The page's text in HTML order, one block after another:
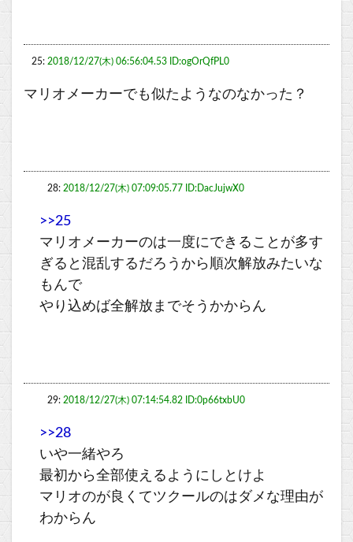
25: 2018/12/27(木) 06:56:04.53 ID:ogOrQfPL0
マリオメーカーでも似たようなのなかった？
28: 2018/12/27(木) 07:09:05.77 ID:DacJujwX0
>>25
マリオメーカーのは一度にできることが多す
ぎると混乱するだろうから順次解放みたいな
もんで
やり込めば全解放までそうかからん
29: 2018/12/27(木) 07:14:54.82 ID:0p66txbU0
>>28
いや一緒やろ
最初から全部使えるようにしとけよ
マリオのが良くてツクールのはダメな理由が
わからん